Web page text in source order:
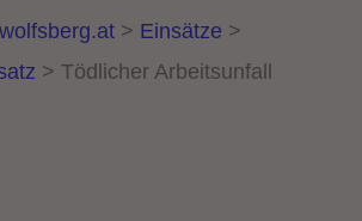
> Einsätze >
> Tödlicher Arbeitsunfall